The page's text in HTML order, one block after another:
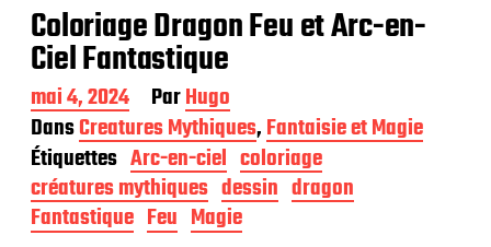
Coloriage Dragon Feu et Arc-en-
Ciel Fantastique
D
a
t
e
d
e
p
mai 4, 2024 ParHugo
DansCreatures Mythiques,Fantaisie et Magie
Étiquettes Arc-en-ciel coloriage
créatures mythiques dessin dragon
Fantastique Feu Magie